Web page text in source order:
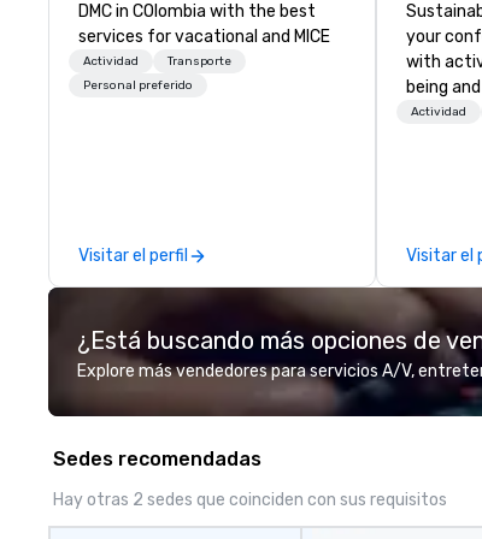
DMC in COlombia with the best
services for vacational and MICE
Actividad
Transporte
Personal preferido
Visitar el perfil
your
with
being
Explore
Actividad
Visitar el
¿Está buscando más opciones de
Explore más vendedores para servicios A/V,
Sedes recomendadas
Hay otras 2 sedes que coinciden con sus requisitos